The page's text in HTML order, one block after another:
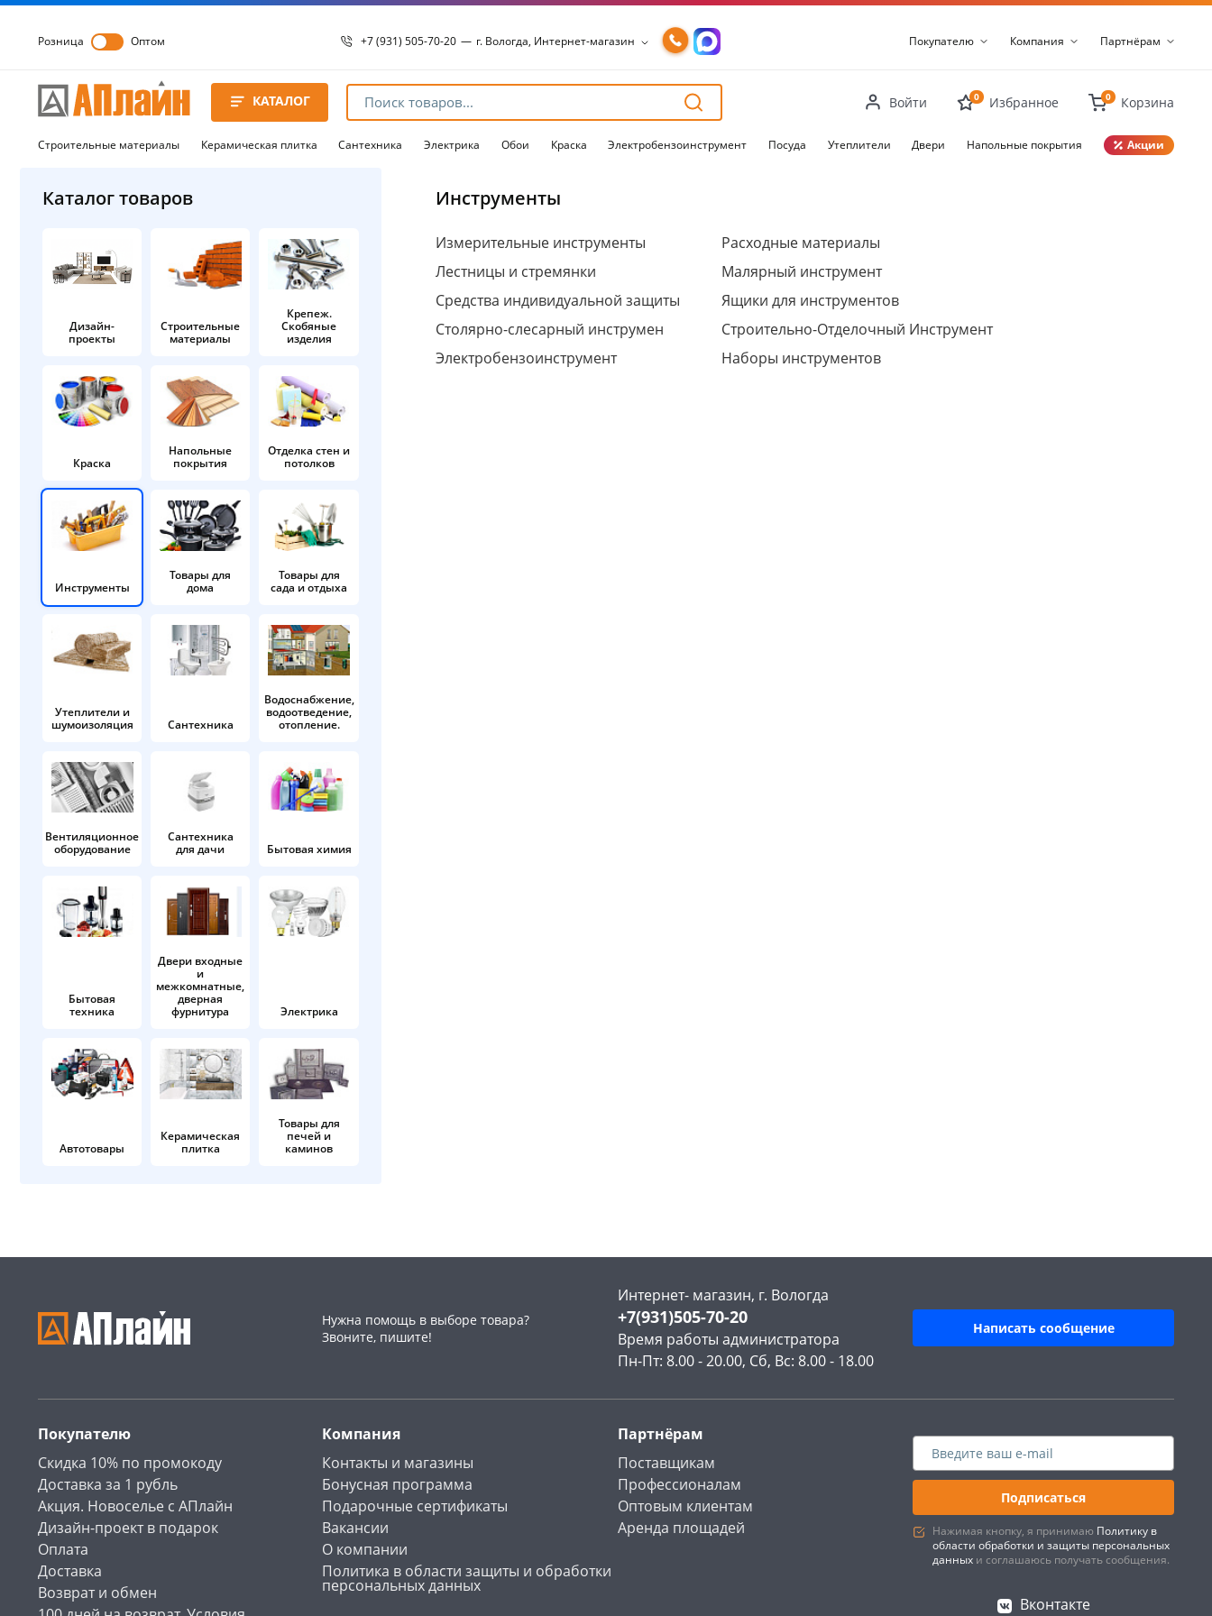
Розница Оптом +7 (931) 505-70-20 — г. Вологда, Интернет-магазин
8 8172 54-15-98
8 8172 54-15-96
г. Вологда, Пошехонское ш., 18
Покупателю Компания Партнёрам
КАТАЛОГ Войти 0 Избранное 0 Корзина
Строительные материалы Керамическая плитка Сантехника Электрика Обои Краска Электробензоинструмент Посуда Утеплители Двери Напольные покрытия Акции
Каталог товаров
Дизайн-
проекты
Строительные
материалы
Крепеж.
Скобяные
изделия
Краска
Напольные
покрытия
Отделка стен и
потолков
Инструменты
Товары для
дома
Товары для
сада и отдыха
Утеплители и
шумоизоляция
Сантехника
Водоснабжение,
водоотведение,
отопление.
Вентиляционное
оборудование
Сантехника
для дачи
Бытовая химия
Бытовая
техника
Двери входные
и
межкомнатные,
дверная
фурнитура
Электрика
Автотовары
Керамическая
плитка
Товары для
печей и
каминов
Инструменты
Измерительные инструменты
Лестницы и стремянки
Средства индивидуальной защиты
Столярно-слесарный инструмен
Электробензоинструмент
Расходные материалы
Малярный инструмент
Ящики для инструментов
Строительно-Отделочный Инструмент
Наборы инструментов
Нужна помощь в выборе товара?
Звоните, пишите!
Интернет- магазин, г. Вологда
+7(931)505-70-20
Время работы администратора
Пн-Пт: 8.00 - 20.00, Сб, Вс: 8.00 - 18.00
Написать сообщение
Покупателю
Скидка 10% по промокоду
Доставка за 1 рубль
Акция. Новоселье с АПлайн
Дизайн-проект в подарок
Оплата
Доставка
Возврат и обмен
Компания
Контакты и магазины
Бонусная программа
Подарочные сертификаты
Вакансии
О компании
Политика в области защиты и обработки
персональных данных
Партнёрам
Поставщикам
Профессионалам
Оптовым клиентам
Аренда площадей
Подписаться
Нажимая кнопку, я принимаю Политику в
области обработки и защиты персональных
данных и соглашаюсь получать сообщения.
Вконтакте
Для клиентов всех банков
Разбейтеоплату
на части
без переплат
раз в 2 недели